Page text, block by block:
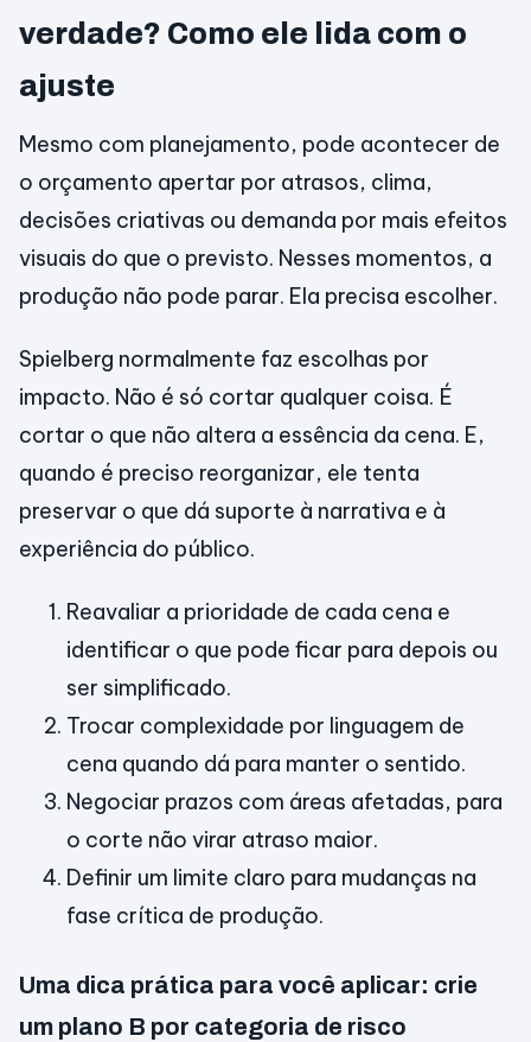
verdade? Como ele lida com o
ajuste
Mesmo com planejamento, pode acontecer de
o orçamento apertar por atrasos, clima,
decisões criativas ou demanda por mais efeitos
visuais do que o previsto. Nesses momentos, a
produção não pode parar. Ela precisa escolher.
Spielberg normalmente faz escolhas por
impacto. Não é só cortar qualquer coisa. É
cortar o que não altera a essência da cena. E,
quando é preciso reorganizar, ele tenta
preservar o que dá suporte à narrativa e à
experiência do público.
Reavaliar a prioridade de cada cena e
identificar o que pode ficar para depois ou
ser simplificado.
Trocar complexidade por linguagem de
cena quando dá para manter o sentido.
Negociar prazos com áreas afetadas, para
o corte não virar atraso maior.
Definir um limite claro para mudanças na
fase crítica de produção.
Uma dica prática para você aplicar: crie
um plano B por categoria de risco